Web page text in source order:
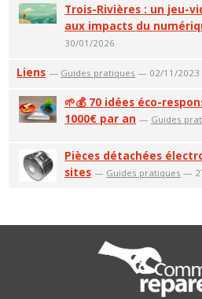
Trois-Rivières : un jeu-
aux impacts du
30/01/2026
Liens — Guides pratiques — 02/11/2023
🌱💰 70 idées éco-
1000€ par an — Guides
Pièces détachées
sites — Guides pratiques —